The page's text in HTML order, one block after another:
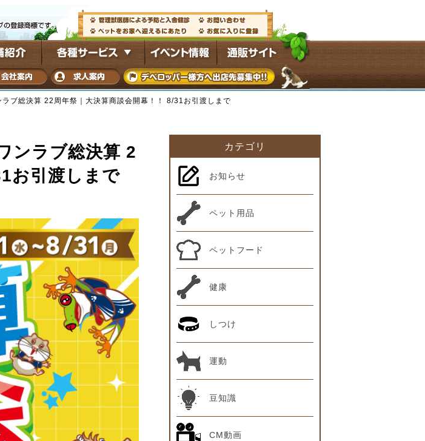
ブ総決算 22周年祭｜大決算商談会開幕！！ 8/31お引渡しまで
ンラブ総決算 2
お引渡しまで
カテゴリ
お知らせ
ペット用品
ペットフード
健康
しつけ
運動
豆知識
CM動画